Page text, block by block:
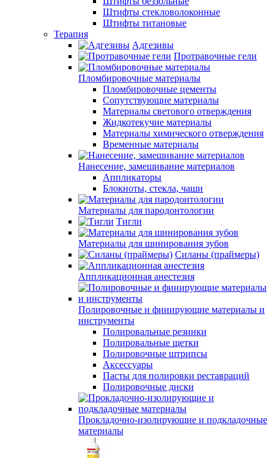
Штифты стекловолоконные
Штифты титановые
Терапия
Адгезивы
Протравочные гели
Пломбировочные материалы
Пломбировочные цементы
Сопутствующие материалы
Материалы светового отверждения
Жидкотекучие материалы
Материалы химического отверждения
Временные материалы
Нанесение, замешивание материалов
Аппликаторы
Блокноты, стекла, чаши
Материалы для пародонтологии
Тигли
Материалы для шинирования зубов
Силаны (праймеры)
Аппликационная анестезия
Полировочные и финирующие материалы и
инструменты
Полировальные резинки
Полировальные щетки
Полировочные штрипсы
Аксессуары
Пасты для полировки реставраций
Полировочные диски
Прокладочно-изолирующие и подкладочные
материалы